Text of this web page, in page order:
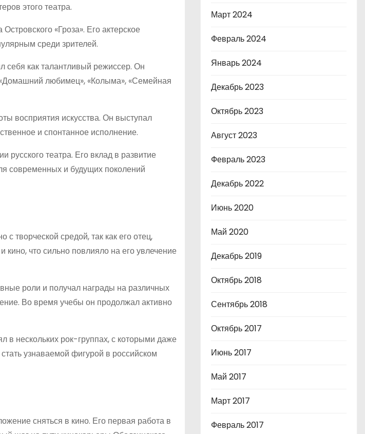
этого театра.
«Гроза». Его актерское
среди зрителей.
себя как талантливый режиссер. Он
любимец», «Колыма», «Семейная
восприятия искусства. Он выступал
и спонтанное исполнение.
русского театра. Его вклад в развитие
современных и будущих поколений
творческой средой, так как его отец,
что сильно повлияло на его увлечение
роли и получал награды на различных
Во время учебы он продолжал активно
в нескольких рок-группах, с которыми даже
узнаваемой фигурой в российском
сняться в кино. Его первая работа в
Март 2024
Февраль 2024
Январь 2024
Декабрь 2023
Октябрь 2023
Август 2023
Февраль 2023
Декабрь 2022
Июнь 2020
Май 2020
Декабрь 2019
Октябрь 2018
Сентябрь 2018
Октябрь 2017
Июнь 2017
Май 2017
Март 2017
Февраль 2017